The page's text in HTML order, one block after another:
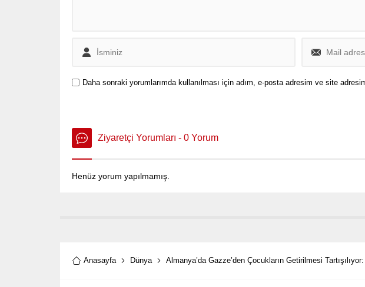
Daha sonraki yorumlarımda kullanılması için adım, e-posta adresim ve site
Ziyaretçi Yorumları - 0 Yorum
Henüz yorum yapılmamış.
Anasayfa Dünya Almanya’da Gazze’den Çocukların Getirilmesi